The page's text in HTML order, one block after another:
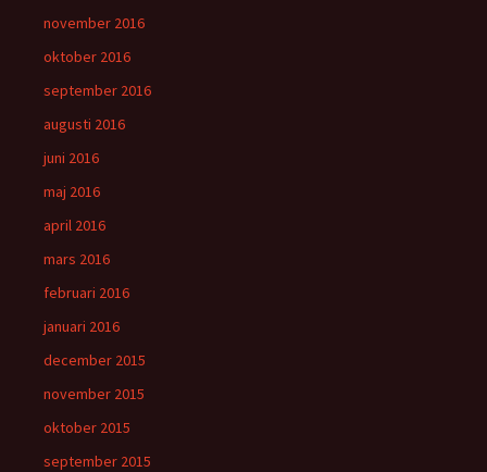
november 2016
oktober 2016
september 2016
augusti 2016
juni 2016
maj 2016
april 2016
mars 2016
februari 2016
januari 2016
december 2015
november 2015
oktober 2015
september 2015